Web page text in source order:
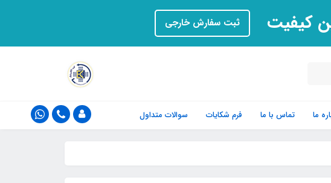
کیفیت ثبت سفارش خارجی
ما تماس با ما فرم‌ شکایات سوالات متداول